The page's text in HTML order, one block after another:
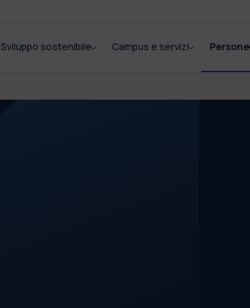
Sviluppo sostenibile Campus e servizi Persone